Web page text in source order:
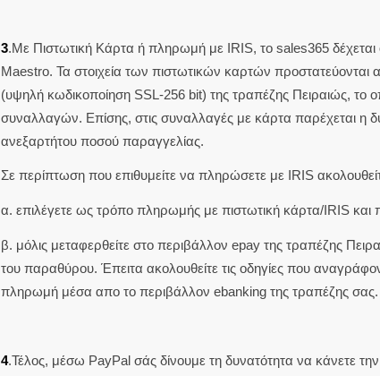
3.Με Πιστωτική Κάρτα ή πληρωμή με IRIS, το sales365 δέχεται
Maestro. Τα στοιχεία των πιστωτικών καρτών
(υψηλή κωδικοποίηση SSL-256 bit) της τραπέζης Πειραιώς, το
συναλλαγών. Επίσης, στις συναλλαγές με κάρτα παρέχεται
ανεξαρτήτου ποσού παραγγελίας.
Σε περίπτωση που επιθυμείτε να πληρώσετε με IRIS
α. επιλέγετε ως τρόπο πληρωμής με πιστωτική κάρτα/IRIS
β. μόλις μεταφερθείτε στο περιβάλλον epay της τραπέζης
του παραθύρου. Έπειτα ακολουθείτε τις οδηγίες που
πληρωμή μέσα απο το περιβάλλον ebanking της τραπέζης σας.
4.Τέλος, μέσω PayPal σάς δίνουμε τη δυνατότητα να κάνετε